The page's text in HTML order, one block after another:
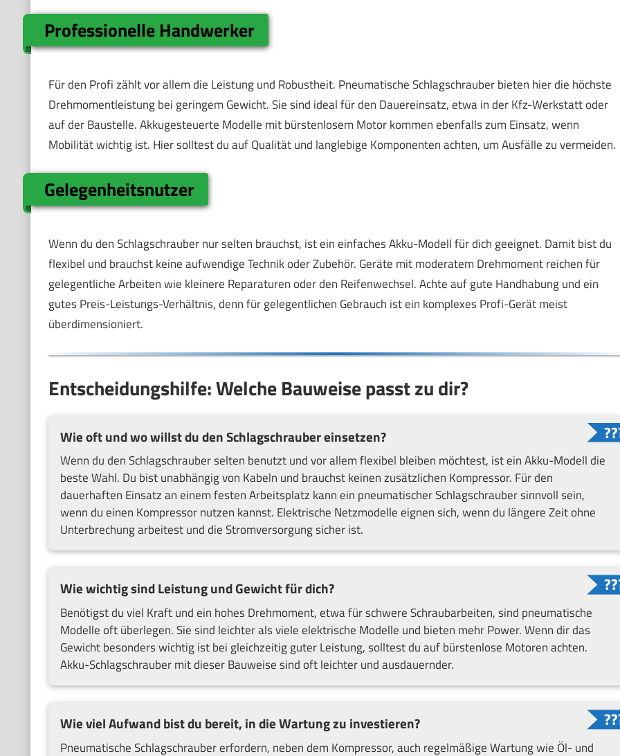
Professionelle Handwerker
Für den Profi zählt vor allem die Leistung und Robustheit. Pneumatische Schlagschrauber bieten hier die höchste
Drehmomentleistung bei geringem Gewicht. Sie sind ideal für den Dauereinsatz, etwa in der Kfz-Werkstatt oder
auf der Baustelle. Akkugesteuerte Modelle mit bürstenlosem Motor kommen ebenfalls zum Einsatz, wenn
Mobilität wichtig ist. Hier solltest du auf Qualität und langlebige Komponenten achten, um Ausfälle zu vermeiden.
Gelegenheitsnutzer
Wenn du den Schlagschrauber nur selten brauchst, ist ein einfaches Akku-Modell für dich geeignet. Damit bist du
flexibel und brauchst keine aufwendige Technik oder Zubehör. Geräte mit moderatem Drehmoment reichen für
gelegentliche Arbeiten wie kleinere Reparaturen oder den Reifenwechsel. Achte auf gute Handhabung und ein
gutes Preis-Leistungs-Verhältnis, denn für gelegentlichen Gebrauch ist ein komplexes Profi-Gerät meist
überdimensioniert.
Entscheidungshilfe: Welche Bauweise passt zu dir?
Wie oft und wo willst du den Schlagschrauber einsetzen?
Wenn du den Schlagschrauber selten benutzt und vor allem flexibel bleiben möchtest, ist ein Akku-Modell die
beste Wahl. Du bist unabhängig von Kabeln und brauchst keinen zusätzlichen Kompressor. Für den
dauerhaften Einsatz an einem festen Arbeitsplatz kann ein pneumatischer Schlagschrauber sinnvoll sein,
wenn du einen Kompressor nutzen kannst. Elektrische Netzmodelle eignen sich, wenn du längere Zeit ohne
Unterbrechung arbeitest und die Stromversorgung sicher ist.
Wie wichtig sind Leistung und Gewicht für dich?
Benötigst du viel Kraft und ein hohes Drehmoment, etwa für schwere Schraubarbeiten, sind pneumatische
Modelle oft überlegen. Sie sind leichter als viele elektrische Modelle und bieten mehr Power. Wenn dir das
Gewicht besonders wichtig ist bei gleichzeitig guter Leistung, solltest du auf bürstenlose Motoren achten.
Akku-Schlagschrauber mit dieser Bauweise sind oft leichter und ausdauernder.
Wie viel Aufwand bist du bereit, in die Wartung zu investieren?
Pneumatische Schlagschrauber erfordern, neben dem Kompressor, auch regelmäßige Wartung wie Öl- und